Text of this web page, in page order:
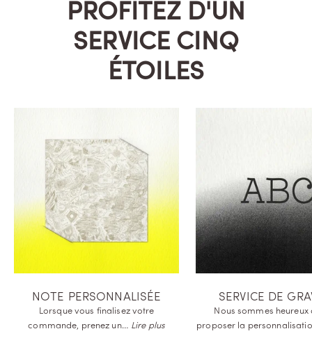
PROFITEZ D'UN
SERVICE CINQ
ÉTOILES
NOTE PERSONNALISÉE
Lorsque vous finalisez votre
commande, prenez un… Lire plus
SERVICE DE
Nous sommes heureux
proposer la